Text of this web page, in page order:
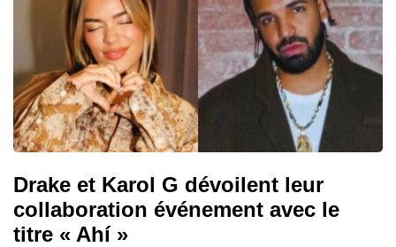
Drake et Karol G dévoilent leur
collaboration événement avec le
titre « Ahí »